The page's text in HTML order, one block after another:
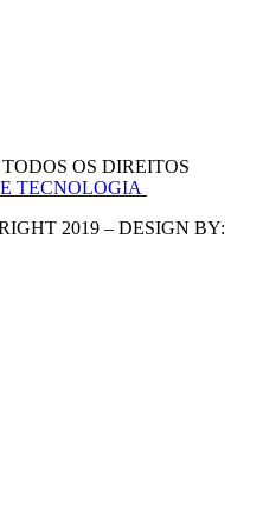
OS DIREITOS
TECNOLOGIA
2019 – DESIGN BY: